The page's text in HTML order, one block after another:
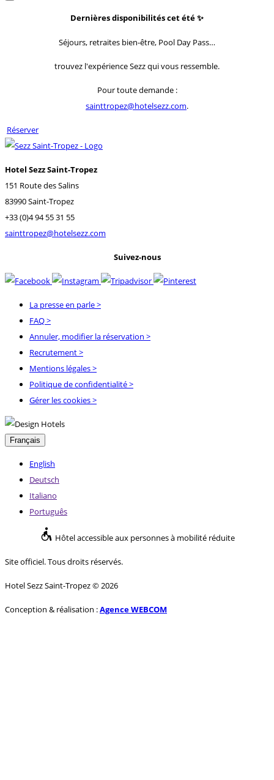
Dernières disponibilités cet été ✨
Séjours, retraites bien-être, Pool Day Pass…
trouvez l'expérience Sezz qui vous ressemble.
Pour toute demande :
sainttropez@hotelsezz.com.
Réserver
Hotel Sezz Saint-Tropez
151 Route des Salins
83990 Saint-Tropez
+33 (0)4 94 55 31 55
sainttropez@hotelsezz.com
Suivez-nous
La presse en parle>
FAQ>
Annuler, modifier la réservation >
Recrutement>
Mentions légales>
Politique de confidentialité>
Gérer les cookies >
Français
English
Deutsch
Italiano
Português
Hôtel accessible aux personnes à mobilité réduite
Site officiel. Tous droits réservés.
Hotel Sezz Saint-Tropez © 2026
Conception & réalisation :Agence WEBCOM